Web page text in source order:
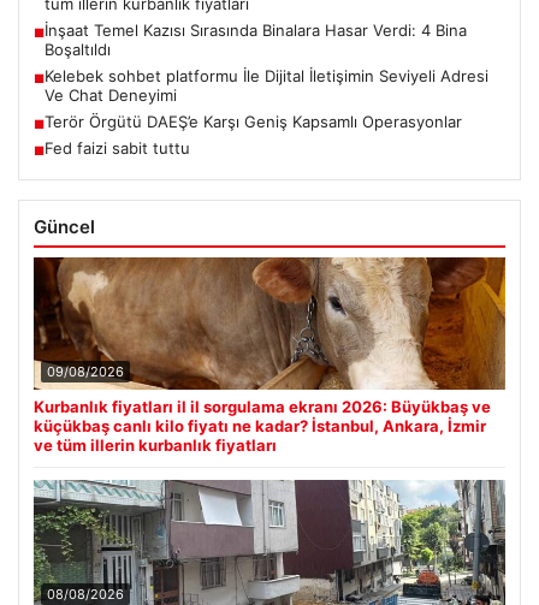
tüm illerin kurbanlık fiyatları
■İnşaat Temel Kazısı Sırasında Binalara Hasar Verdi: 4 Bina
Boşaltıldı
■Kelebek sohbet platformu İle Dijital İletişimin Seviyeli Adresi
Ve Chat Deneyimi
■Terör Örgütü DAEŞ’e Karşı Geniş Kapsamlı Operasyonlar
■Fed faizi sabit tuttu
Güncel
09/08/2026
Kurbanlık fiyatları il il sorgulama ekranı 2026: Büyükbaş ve
küçükbaş canlı kilo fiyatı ne kadar? İstanbul, Ankara, İzmir
ve tüm illerin kurbanlık fiyatları
08/08/2026